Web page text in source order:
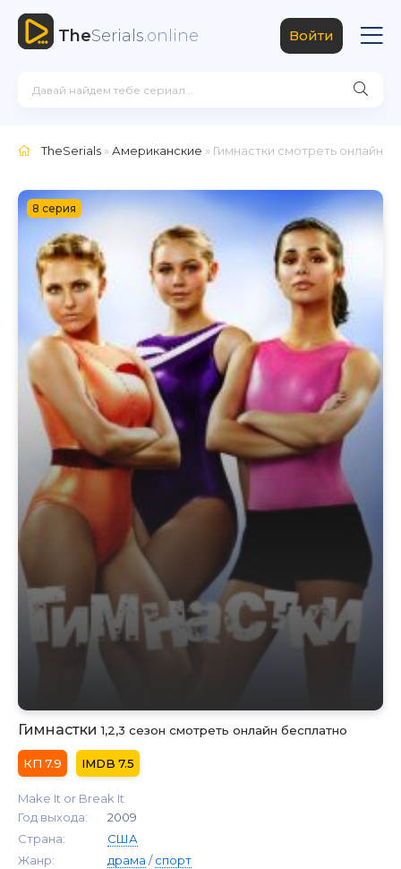
TheSerials.online Войти
TheSerials »Американские » Гимнастки смотреть онлайн
8 серия
Гимнастки1,2,3 сезон смотреть онлайн бесплатно
7.9 7.5
Make It or Break It
Год выхода:
2009
Страна:
США
Жанр:
драма /спорт